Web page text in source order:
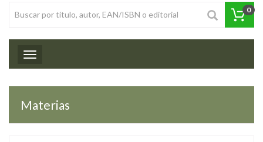
0
Toggle navigation
Materias